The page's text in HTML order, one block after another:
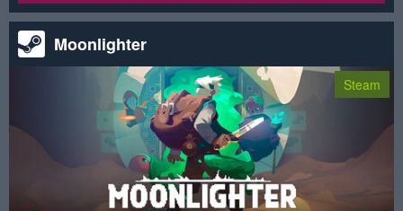
Moonlighter
Steam